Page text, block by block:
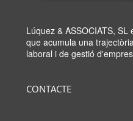
Lúquez & ASSOCIATS,
que acumula una
laboral i de gestió
CONTACTE